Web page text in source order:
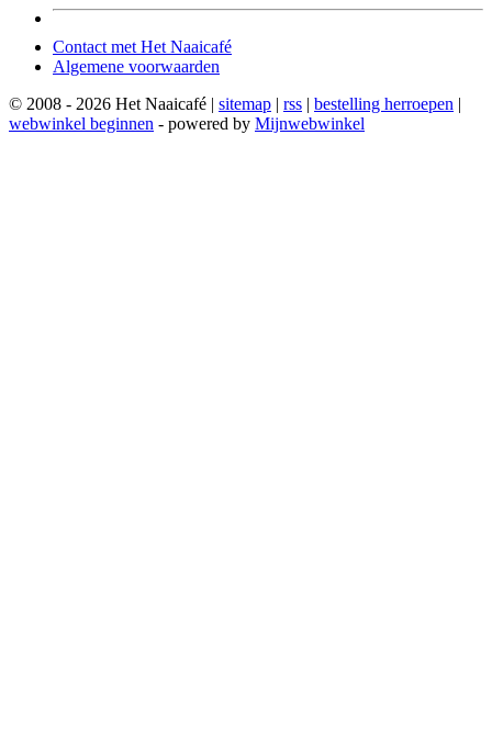
Contact met Het Naaicafé
Algemene voorwaarden
© 2008 - 2026 Het Naaicafé | sitemap | rss | bestelling herroepen |
webwinkel beginnen - powered by Mijnwebwinkel